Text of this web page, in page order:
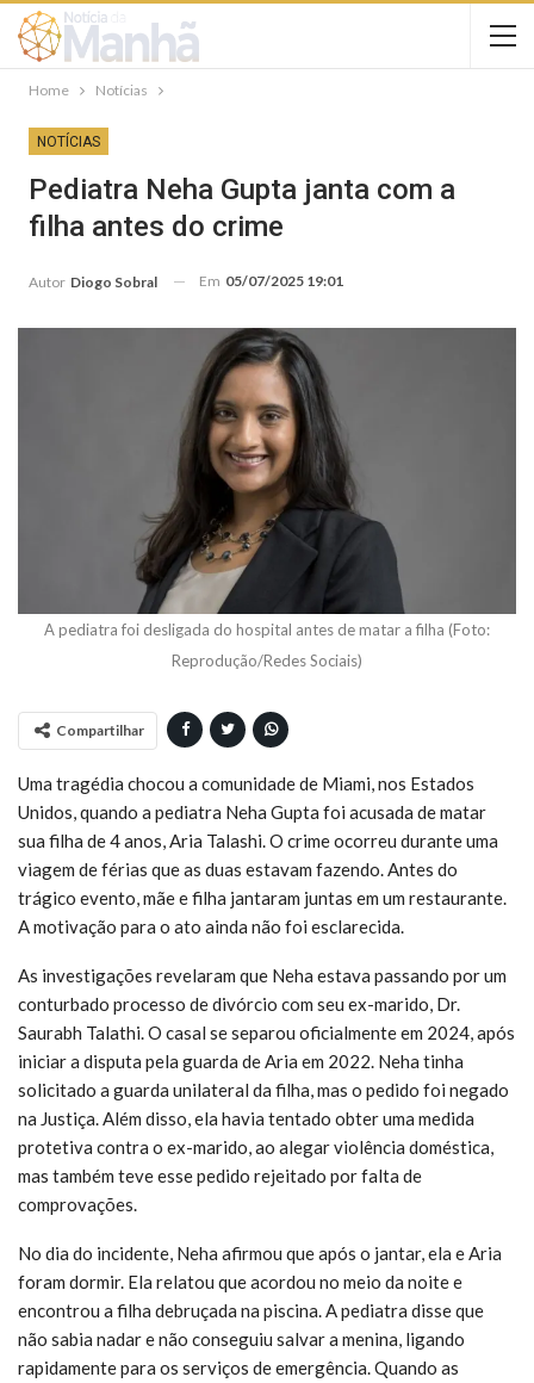
Home Notícias
NOTÍCIAS
Pediatra Neha Gupta janta com a
filha antes do crime
Autor Diogo Sobral Em 05/07/2025 19:01
A pediatra foi desligada do hospital antes de matar a filha (Foto:
Reprodução/Redes Sociais)
Compartilhar
Uma tragédia chocou a comunidade de Miami, nos Estados
Unidos, quando a pediatra Neha Gupta foi acusada de matar
sua filha de 4 anos, Aria Talashi. O crime ocorreu durante uma
viagem de férias que as duas estavam fazendo. Antes do
trágico evento, mãe e filha jantaram juntas em um restaurante.
A motivação para o ato ainda não foi esclarecida.
As investigações revelaram que Neha estava passando por um
conturbado processo de divórcio com seu ex-marido, Dr.
Saurabh Talathi. O casal se separou oficialmente em 2024, após
iniciar a disputa pela guarda de Aria em 2022. Neha tinha
solicitado a guarda unilateral da filha, mas o pedido foi negado
na Justiça. Além disso, ela havia tentado obter uma medida
protetiva contra o ex-marido, ao alegar violência doméstica,
mas também teve esse pedido rejeitado por falta de
comprovações.
No dia do incidente, Neha afirmou que após o jantar, ela e Aria
foram dormir. Ela relatou que acordou no meio da noite e
encontrou a filha debruçada na piscina. A pediatra disse que
não sabia nadar e não conseguiu salvar a menina, ligando
rapidamente para os serviços de emergência. Quando as